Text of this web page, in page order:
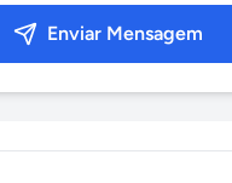
Enviar Mensagem